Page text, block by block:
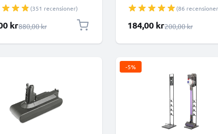
SV25 3000mAh 21.6V från
- Batteri med skruvar
(351 recensioner)
krOrdinarie pris
880,00 kr
(86
Specialpris
184,00 krOrdinarie pris
200,00 kr
-5%